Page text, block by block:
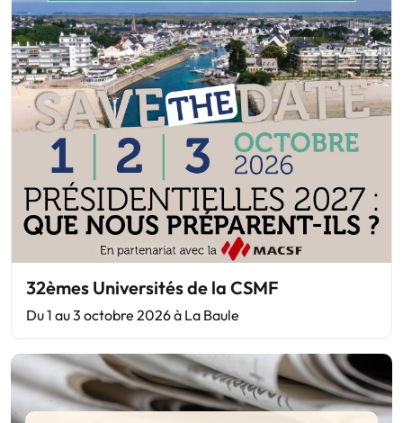
32èmes Universités de la CSMF
Du 1 au 3 octobre 2026 à La Baule